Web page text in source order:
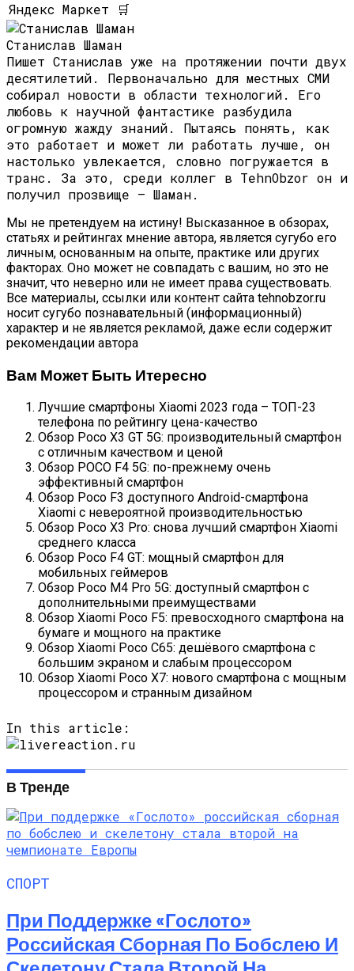
Яндекс Маркет 🛒
Станислав Шаман
Пишет Станислав уже на протяжении почти двух
десятилетий. Первоначально для местных СМИ
собирал новости в области технологий. Его
любовь к научной фантастике разбудила
огромную жажду знаний. Пытаясь понять, как
это работает и может ли работать лучше, он
настолько увлекается, словно погружается в
транс. За это, среди коллег в TehnObzor он и
получил прозвище — Шаман.
Мы не претендуем на истину! Высказанное в обзорах,
статьях и рейтингах мнение автора, является сугубо его
личным, основанным на опыте, практике или других
факторах. Оно может не совпадать с вашим, но это не
значит, что неверно или не имеет права существовать.
Все материалы, ссылки или контент сайта tehnobzor.ru
носит сугубо познавательный (информационный)
характер и не является рекламой, даже если содержит
рекомендации автора
Вам Может Быть Итересно
Лучшие смартфоны Xiaomi 2023 года – ТОП-23
телефона по рейтингу цена-качество
Обзор Poco X3 GT 5G: производительный смартфон
с отличным качеством и ценой
Обзор POCO F4 5G: по-прежнему очень
эффективный смартфон
Обзор Poco F3 доступного Android-смартфона
Xiaomi с невероятной производительностью
Обзор Poco X3 Pro: снова лучший смартфон Xiaomi
среднего класса
Обзор Poco F4 GT: мощный смартфон для
мобильных геймеров
Обзор Poco M4 Pro 5G: доступный смартфон с
дополнительными преимуществами
Обзор Xiaomi Poco F5: превосходного смартфона на
бумаге и мощного на практике
Обзор Xiaomi Poco C65: дешёвого смартфона с
большим экраном и слабым процессором
Обзор Xiaomi Poco X7: нового смартфона с мощным
процессором и странным дизайном
In this article:
В Тренде
СПОРТ
При Поддержке «Гослото»
Российская Сборная По Бобслею И